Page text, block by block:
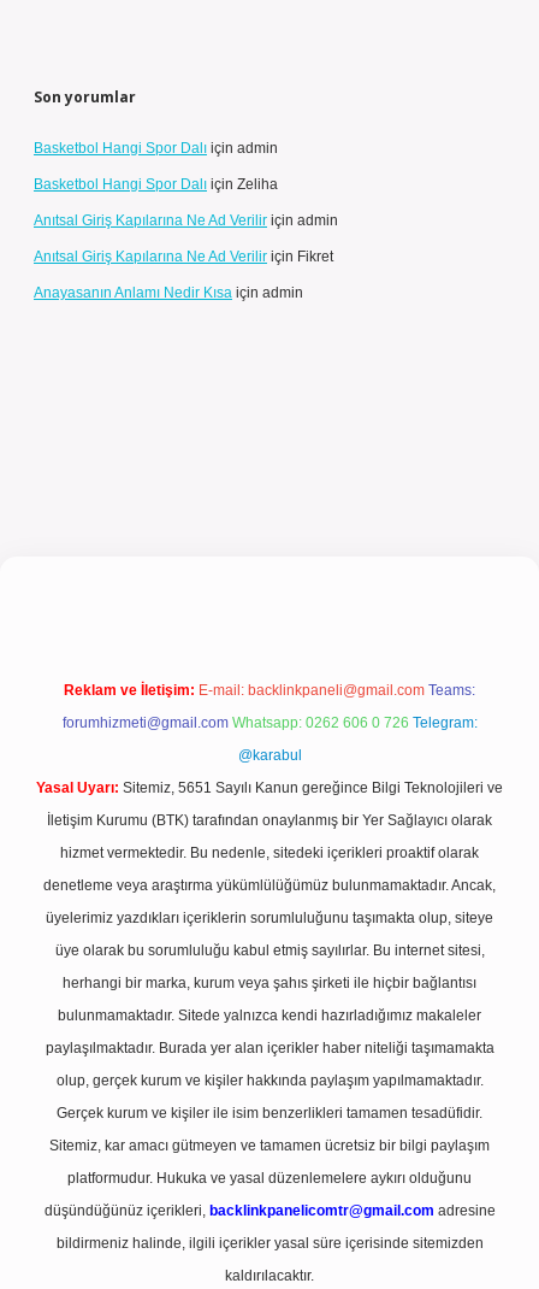
Son yorumlar
Basketbol Hangi Spor Dalı için admin
Basketbol Hangi Spor Dalı için Zeliha
Anıtsal Giriş Kapılarına Ne Ad Verilir için admin
Anıtsal Giriş Kapılarına Ne Ad Verilir için Fikret
Anayasanın Anlamı Nedir Kısa için admin
Reklam ve İletişim: E-mail: backlinkpaneli@gmail.com Teams:
forumhizmeti@gmail.com Whatsapp: 0262 606 0 726 Telegram:
@karabul
Yasal Uyarı: Sitemiz, 5651 Sayılı Kanun gereğince Bilgi Teknolojileri ve
İletişim Kurumu (BTK) tarafından onaylanmış bir Yer Sağlayıcı olarak
hizmet vermektedir. Bu nedenle, sitedeki içerikleri proaktif olarak
denetleme veya araştırma yükümlülüğümüz bulunmamaktadır. Ancak,
üyelerimiz yazdıkları içeriklerin sorumluluğunu taşımakta olup, siteye
üye olarak bu sorumluluğu kabul etmiş sayılırlar. Bu internet sitesi,
herhangi bir marka, kurum veya şahıs şirketi ile hiçbir bağlantısı
bulunmamaktadır. Sitede yalnızca kendi hazırladığımız makaleler
paylaşılmaktadır. Burada yer alan içerikler haber niteliği taşımamakta
olup, gerçek kurum ve kişiler hakkında paylaşım yapılmamaktadır.
Gerçek kurum ve kişiler ile isim benzerlikleri tamamen tesadüfidir.
Sitemiz, kar amacı gütmeyen ve tamamen ücretsiz bir bilgi paylaşım
platformudur. Hukuka ve yasal düzenlemelere aykırı olduğunu
düşündüğünüz içerikleri, backlinkpanelicomtr@gmail.com adresine
bildirmeniz halinde, ilgili içerikler yasal süre içerisinde sitemizden
kaldırılacaktır.